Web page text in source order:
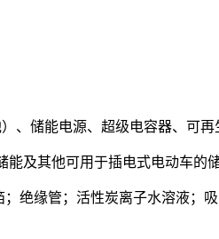
、储能电源、超级电容器、可再
能及其他可用于插电式电动车的储
绝缘管；活性炭离子水溶液；